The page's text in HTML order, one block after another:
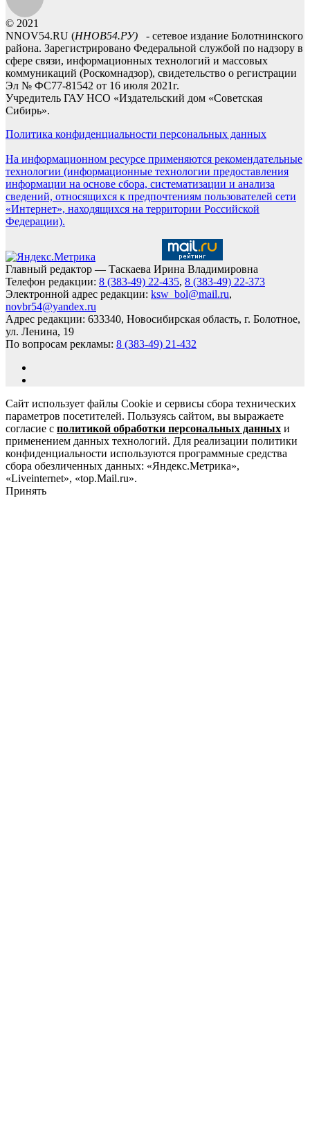
© 2021
NNOV54.RU (ННОВ54.РУ) - сетевое издание Болотнинского
района. Зарегистрировано Федеральной службой по надзору в
сфере связи, информационных технологий и массовых
коммуникаций (Роскомнадзор), свидетельство о регистрации
Эл № ФС77-81542 от 16 июля 2021г.
Учредитель ГАУ НСО «Издательский дом «Советская
Сибирь».
Политика конфиденциальности персональных данных
На информационном ресурсе применяются рекомендательные
технологии (информационные технологии предоставления
информации на основе сбора, систематизации и анализа
сведений, относящихся к предпочтениям пользователей сети
«Интернет», находящихся на территории Российской
Федерации).
Главный редактор — Таскаева Ирина Владимировна
Телефон редакции: 8 (383-49) 22-435, 8 (383-49) 22-373
Электронной адрес редакции: ksw_bol@mail.ru,
novbr54@yandex.ru
Адрес редакции: 633340, Новосибирская область, г. Болотное,
ул. Ленина, 19
По вопросам рекламы: 8 (383-49) 21-432
Сайт использует файлы Cookie и сервисы сбора технических
параметров посетителей. Пользуясь сайтом, вы выражаете
согласие с политикой обработки персональных данных и
применением данных технологий. Для реализации политики
конфиденциальности используются программные средства
сбора обезличенных данных: «Яндекс.Метрика»,
«Liveinternet», «top.Mail.ru».
Принять